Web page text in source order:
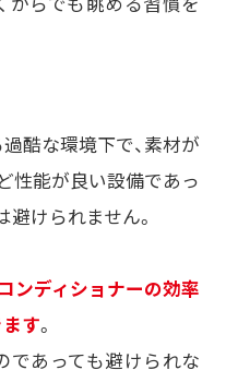
酷な環境下で、素材が
性能が良い設備であっ
避けられません。
ンディショナーの効率
す。
であっても避けられな